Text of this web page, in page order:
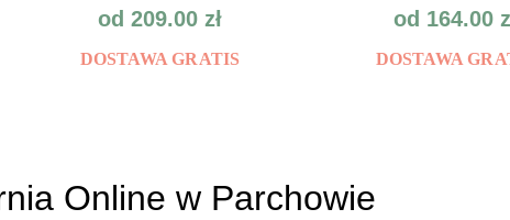
od 209.00 zł
DOSTAWA GRATIS
od 164.00
DOSTAWA
Online w Parchowie